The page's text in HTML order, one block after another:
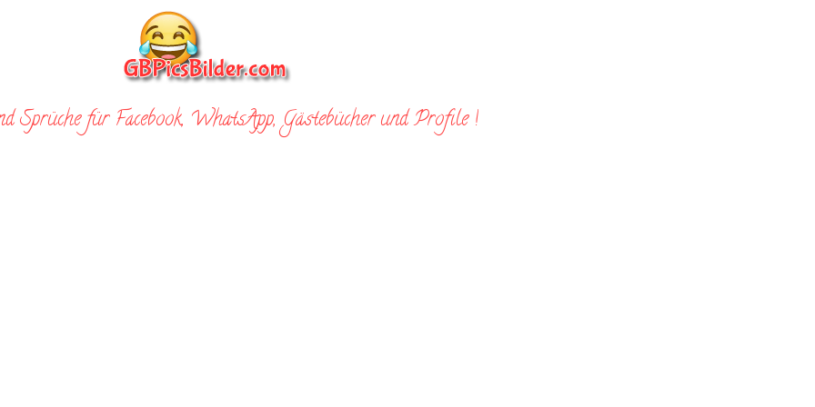
Sprüche für Facebook, WhatsApp, Gästebücher und Profile !